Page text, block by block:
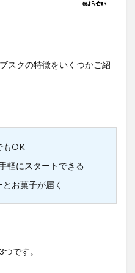
スクの特徴をいくつかご紹
もOK
軽にスタートできる
お菓子が届く
です。